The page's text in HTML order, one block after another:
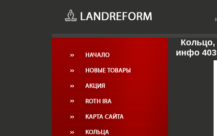
Кольцо,
инфо